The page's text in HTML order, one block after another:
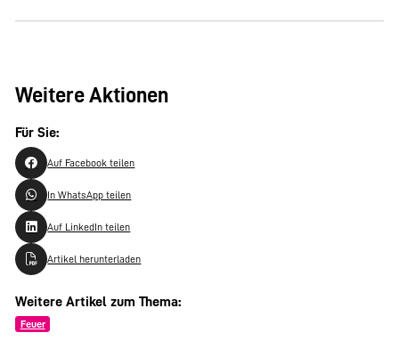
Weitere Aktionen
Für Sie:
Auf Facebook teilen
In WhatsApp teilen
Auf LinkedIn teilen
Artikel herunterladen
Weitere Artikel zum Thema:
Feuer